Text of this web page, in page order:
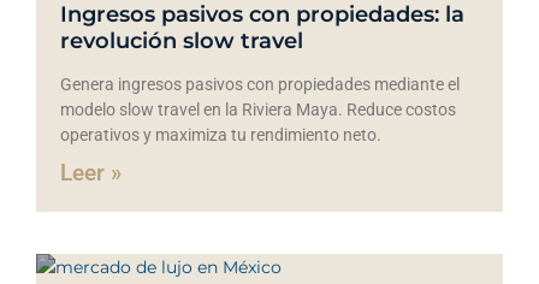
Ingresos pasivos con propiedades: la
revolución slow travel
Genera ingresos pasivos con propiedades mediante el
modelo slow travel en la Riviera Maya. Reduce costos
operativos y maximiza tu rendimiento neto.
Leer »